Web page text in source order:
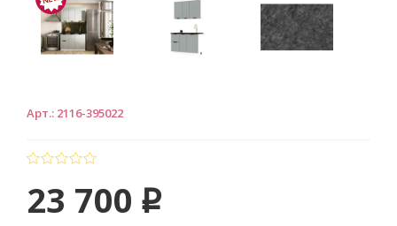
Арт.: 2116-395022
23 700 p